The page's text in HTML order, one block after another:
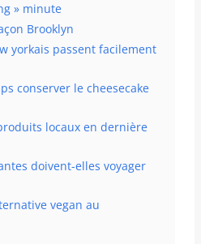
» minute
Brooklyn
yorkais passent facilement
conserver le cheesecake
locaux en dernière
doivent-elles voyager
vegan au